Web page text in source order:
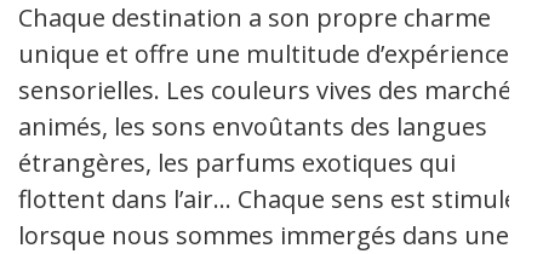
Chaque destination a son propre charme
unique et offre une multitude d’expériences
sensorielles. Les couleurs vives des marchés
animés, les sons envoûtants des langues
étrangères, les parfums exotiques qui
flottent dans l’air… Chaque sens est stimulé
lorsque nous sommes immergés dans une